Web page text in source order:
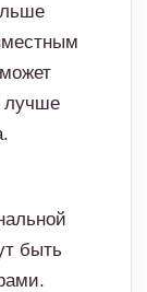
лучше
быть